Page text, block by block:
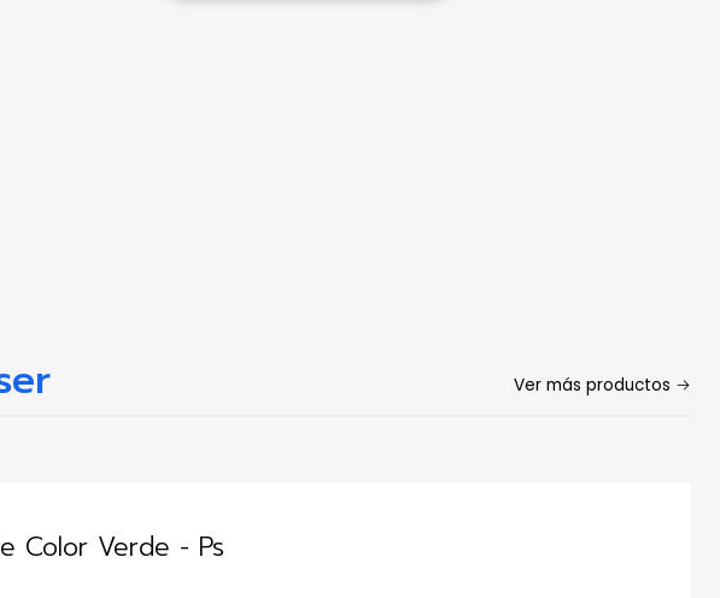
Ver más productos
Color Verde - Ps